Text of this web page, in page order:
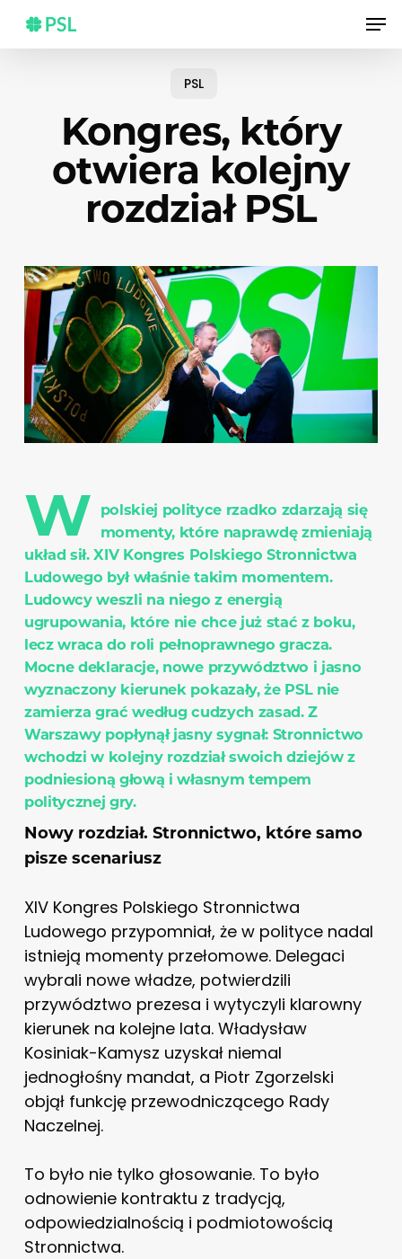
main
PSL
Kongres, który
otwiera kolejny
rozdział PSL
W polskiej polityce rzadko zdarzają się
momenty, które naprawdę zmieniają
układ sił. XIV Kongres Polskiego Stronnictwa
Ludowego był właśnie takim momentem.
Ludowcy weszli na niego z energią
ugrupowania, które nie chce już stać z boku,
lecz wraca do roli pełnoprawnego gracza.
Mocne deklaracje, nowe przywództwo i jasno
wyznaczony kierunek pokazały, że PSL nie
zamierza grać według cudzych zasad. Z
Warszawy popłynął jasny sygnał: Stronnictwo
wchodzi w kolejny rozdział swoich dziejów z
podniesioną głową i własnym tempem
politycznej gry.
Nowy rozdział. Stronnictwo, które samo
pisze scenariusz
XIV Kongres Polskiego Stronnictwa
Ludowego przypomniał, że w polityce nadal
istnieją momenty przełomowe. Delegaci
wybrali nowe władze, potwierdzili
przywództwo prezesa i wytyczyli klarowny
kierunek na kolejne lata. Władysław
Kosiniak-Kamysz uzyskał niemal
jednogłośny mandat, a Piotr Zgorzelski
objął funkcję przewodniczącego Rady
Naczelnej.
To było nie tylko głosowanie. To było
odnowienie kontraktu z tradycją,
odpowiedzialnością i podmiotowością
Stronnictwa.